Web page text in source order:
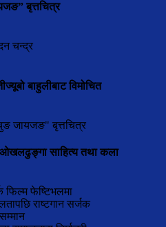
बृत्तचित्र
चन्द्र
बाहुलीबाट विमोचित
जायजङ" बृत्तचित्र
ओखलढुङ्गा साहित्य तथा कला